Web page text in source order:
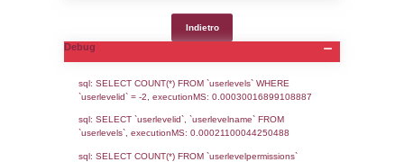
CONTROLLO A CUI è SOGGETTO LO
DELL'AMBIENTE/TERRITORIO
STABILIMENTO